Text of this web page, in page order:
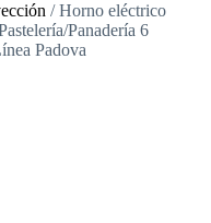
/ Horno eléctrico
Panadería 6
Padova